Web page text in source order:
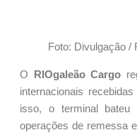
Foto: Divulgação /
O RIOgaleão Cargo
internacionais
isso, o terminal
operações de remessa